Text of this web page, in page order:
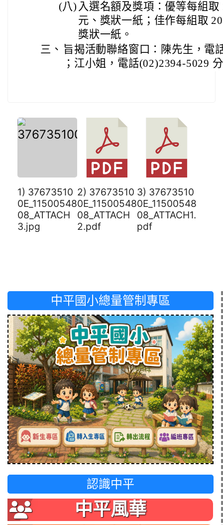
(八) 入選名額及獎項：優等每組
元、獎狀一紙；佳作每組取
獎狀一紙。
三、 旨揭活動聯絡窗口：陳先生，電
；江小姐，電話(02)2394-5029
1) 37673510
0E_11500548
08_ATTACH
3.jpg
2) 37673510
0E_11500548
08_ATTACH
2.pdf
3) 37673510
0E_11500548
08_ATTACH1.
pdf
中平國小總量管制專區
認識中平
中平風華